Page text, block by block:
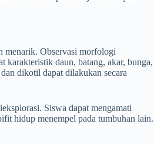
menarik. Observasi morfologi
karakteristik daun, batang, akar, bunga,
dikotil dapat dilakukan secara
Siswa dapat mengamati
hidup menempel pada tumbuhan lain.